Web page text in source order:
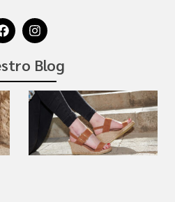
Blog
Las
alpargatas
con cuña
para mujer:
estilo y